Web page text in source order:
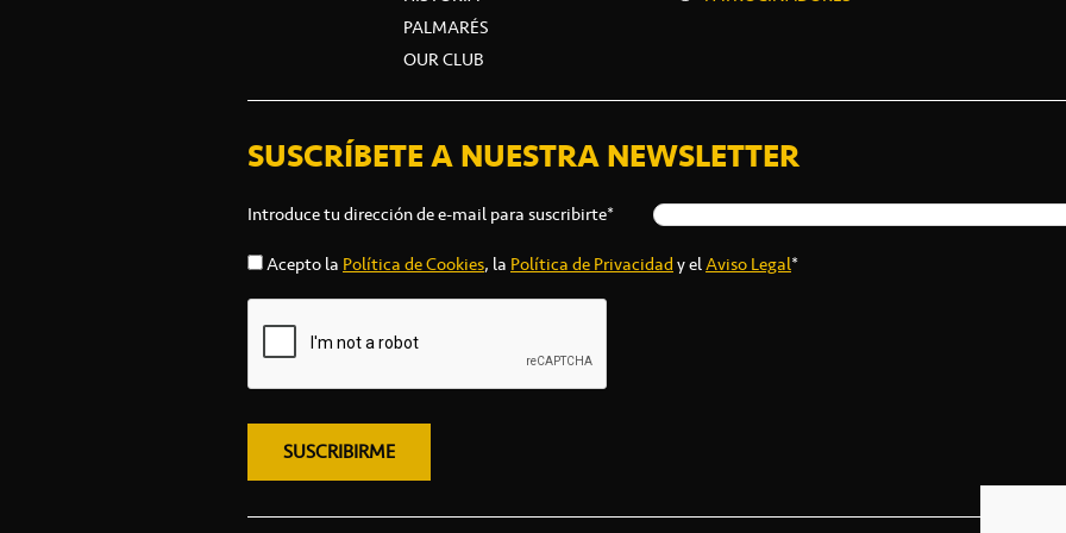
PALMARÉS
OUR CLUB
SUSCRÍBETE A NUESTRA NEWSLETTER
Introduce tu dirección de e-mail para suscribirte*
Acepto laPolítica de Cookies, laPolítica de Privacidady elAviso Legal*